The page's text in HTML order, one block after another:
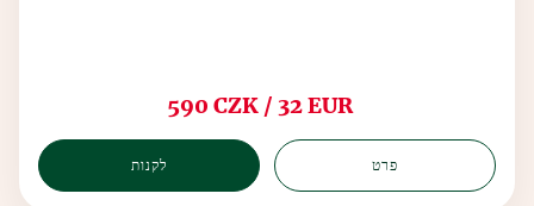
590 CZK / 32 EUR
לקנות פרט